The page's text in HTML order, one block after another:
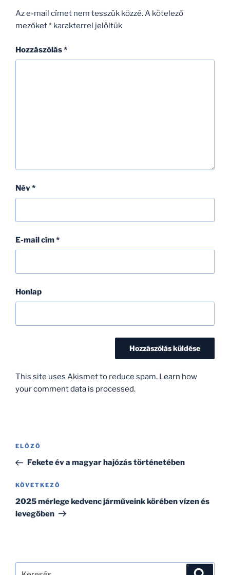
Az e-mail címet nem tesszük közzé.A kötelező
mezőket* karakterrel jelöltük
Hozzászólás*
Név*
E-mail cím*
Honlap
This site uses Akismet to reduce spam. Learn how
your comment data is processed.
Bejegyzés
Korábbi
bejegyzés
ELŐZŐ
Fekete év a magyar hajózás történetében
Következő
bejegyzés
KÖVETKEZŐ
2025 mérlege kedvenc járműveink körében vízen és
levegőben